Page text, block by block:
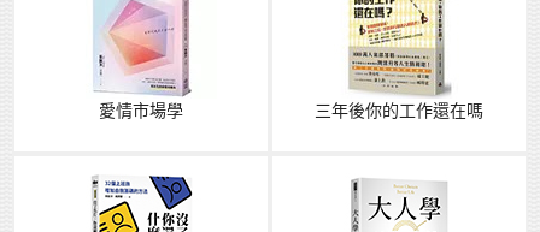
愛情市場學 三年後你的工作還在嗎